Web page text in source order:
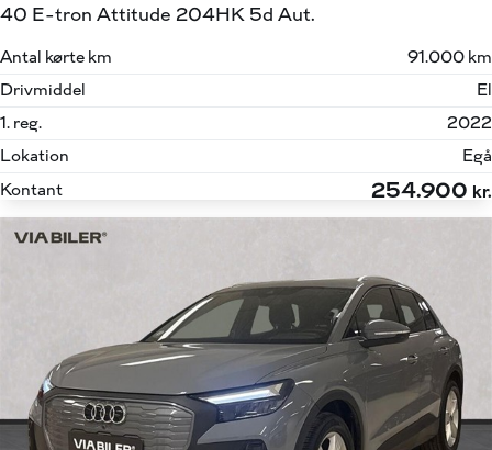
40 E-tron Attitude 204HK 5d Aut.
Antal kørte km
91.000 km
Drivmiddel
El
1. reg.
2022
Lokation
Egå
Kontant
254.900 kr.